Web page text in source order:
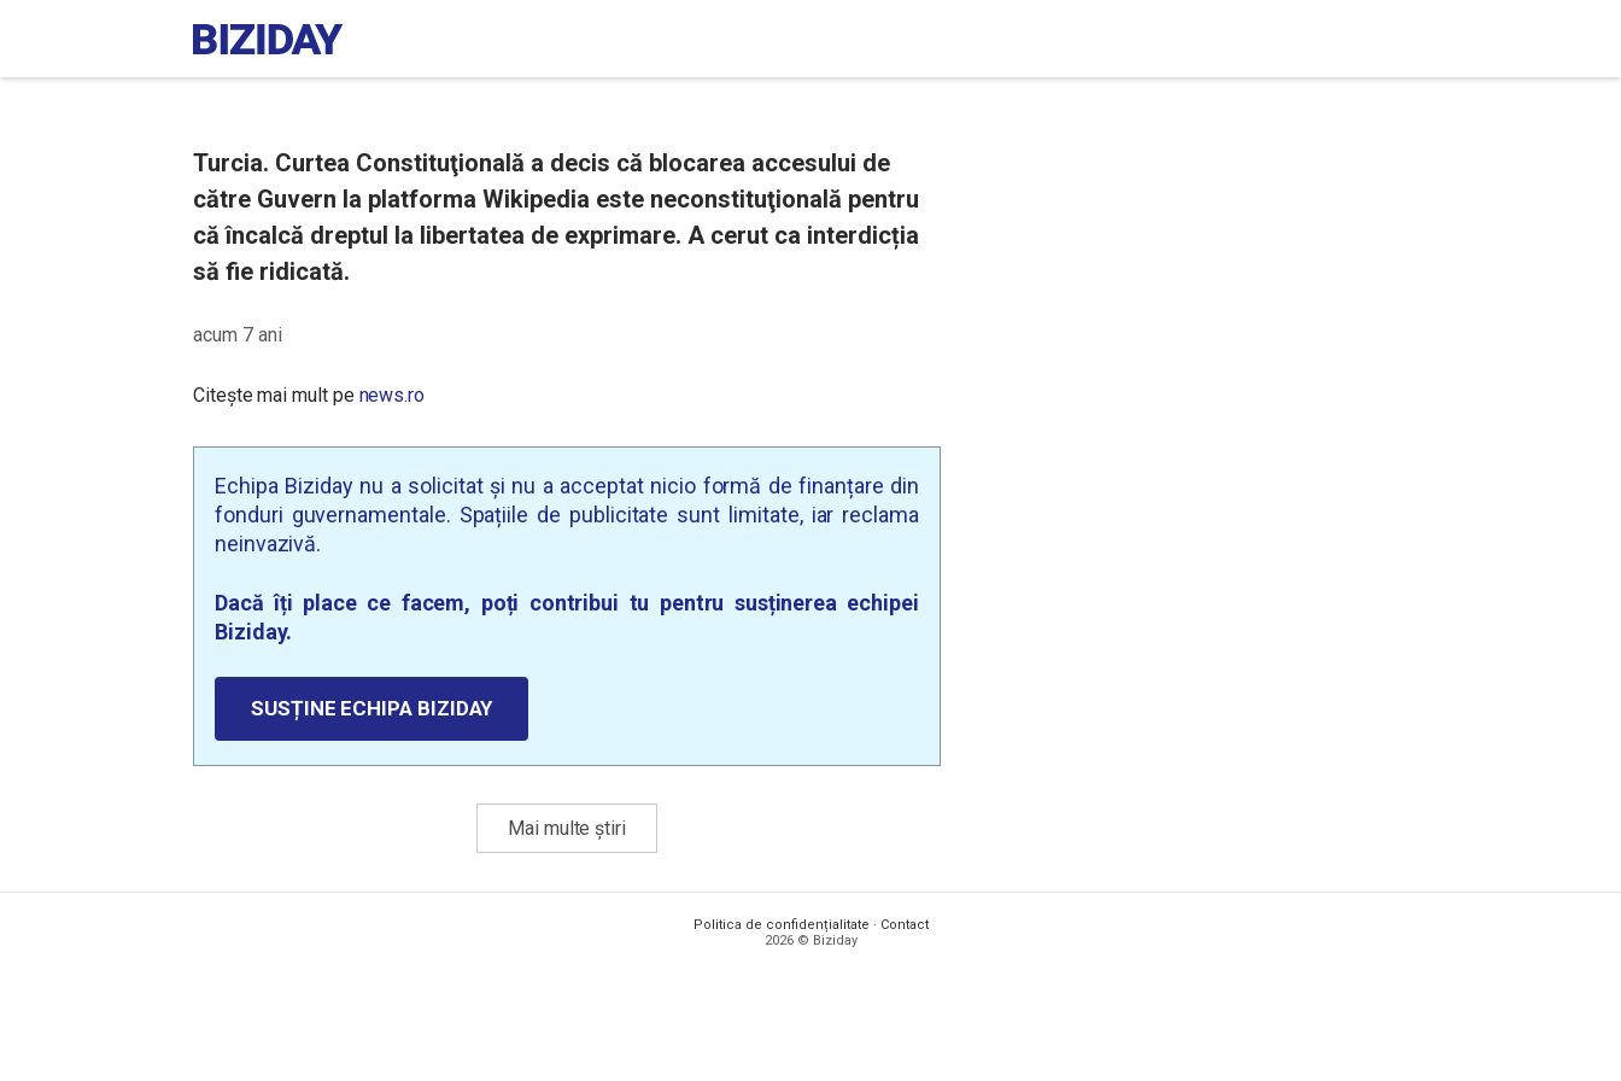
Turcia. Curtea Constituţională a decis că blocarea accesului de
către Guvern la platforma Wikipedia este neconstituţională pentru
că încalcă dreptul la libertatea de exprimare. A cerut ca interdicția
să fie ridicată.
acum 7 ani
Citește mai mult pe news.ro
Echipa Biziday nu a solicitat și nu a acceptat nicio formă de finanțare din
fonduri guvernamentale. Spațiile de publicitate sunt limitate, iar reclama
neinvazivă.
Dacă îți place ce facem, poți contribui tu pentru susținerea echipei
Biziday.
SUSȚINE ECHIPA BIZIDAY
Mai multe știri
Politica de confidențialitate · Contact
2026 © Biziday